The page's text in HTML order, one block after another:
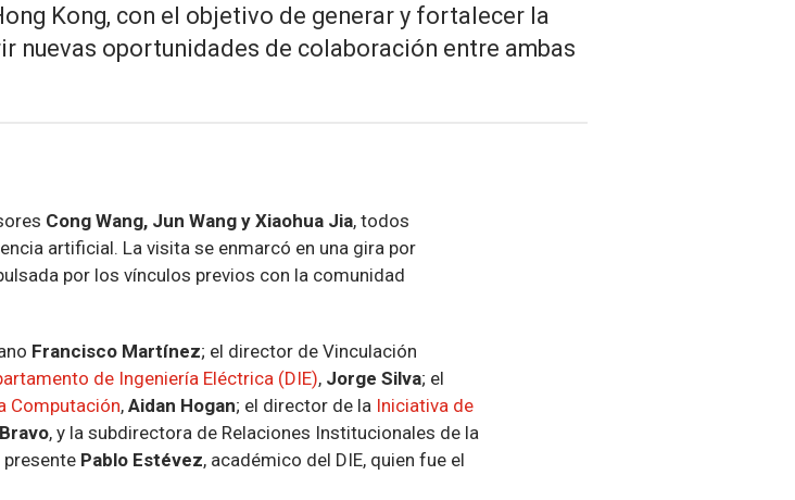
Kong, con el objetivo de generar y fortalecer la
nuevas oportunidades de colaboración entre ambas
Cong Wang, Jun Wang y Xiaohua Jia, todos
artificial. La visita se enmarcó en una gira por
por los vínculos previos con la comunidad
Francisco Martínez; el director de Vinculación
de Ingeniería Eléctrica (DIE), Jorge Silva; el
Computación, Aidan Hogan; el director de la Iniciativa de
, y la subdirectora de Relaciones Institucionales de la
presente Pablo Estévez, académico del DIE, quien fue el